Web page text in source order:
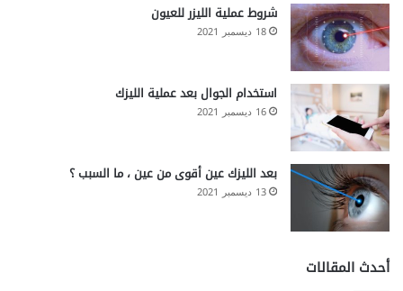
شروط عملية الليزر للعيون
18 ديسمبر 2021
استخدام الجوال بعد عملية الليزك
16 ديسمبر 2021
بعد الليزك عين أقوى من عين ، ما السبب ؟
13 ديسمبر 2021
أحدث المقالات